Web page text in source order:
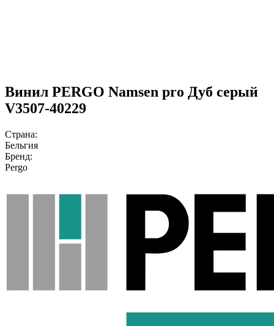
Винил PERGO Namsen pro Дуб серый
V3507-40229
Страна:
Бельгия
Бренд:
Pergo